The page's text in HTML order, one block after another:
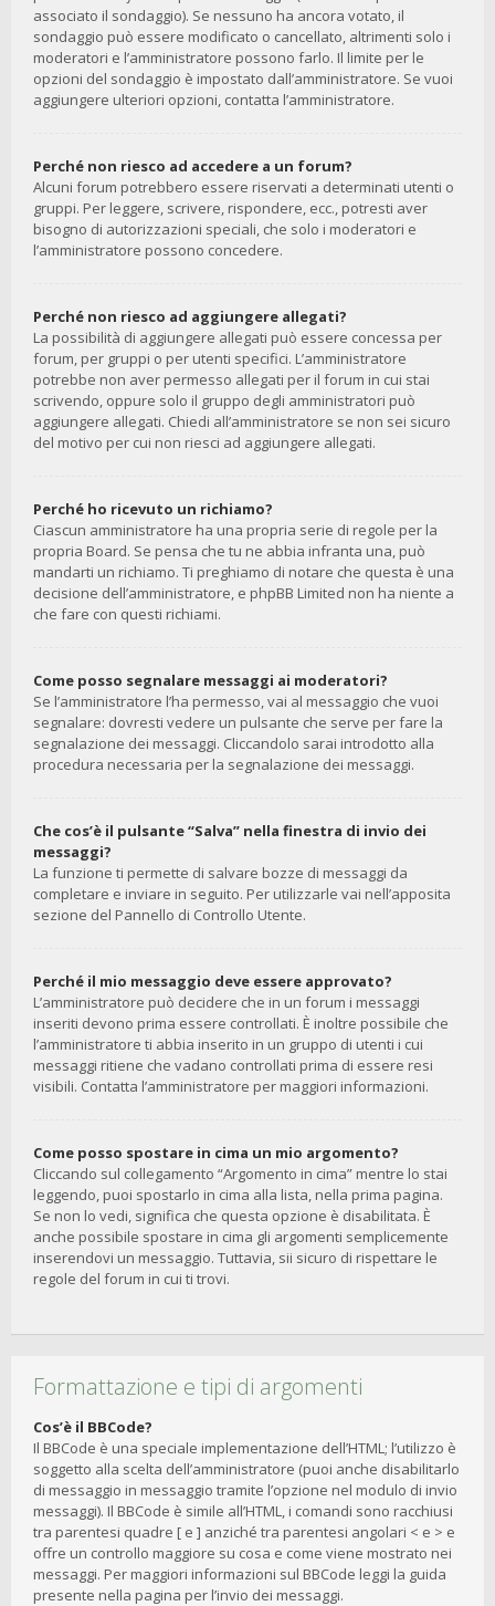
associato il sondaggio). Se nessuno ha ancora votato, il
sondaggio può essere modificato o cancellato, altrimenti solo i
moderatori e l’amministratore possono farlo. Il limite per le
opzioni del sondaggio è impostato dall’amministratore. Se vuoi
aggiungere ulteriori opzioni, contatta l’amministratore.
Perché non riesco ad accedere a un forum?
Alcuni forum potrebbero essere riservati a determinati utenti o
gruppi. Per leggere, scrivere, rispondere, ecc., potresti aver
bisogno di autorizzazioni speciali, che solo i moderatori e
l’amministratore possono concedere.
Perché non riesco ad aggiungere allegati?
La possibilità di aggiungere allegati può essere concessa per
forum, per gruppi o per utenti specifici. L’amministratore
potrebbe non aver permesso allegati per il forum in cui stai
scrivendo, oppure solo il gruppo degli amministratori può
aggiungere allegati. Chiedi all’amministratore se non sei sicuro
del motivo per cui non riesci ad aggiungere allegati.
Perché ho ricevuto un richiamo?
Ciascun amministratore ha una propria serie di regole per la
propria Board. Se pensa che tu ne abbia infranta una, può
mandarti un richiamo. Ti preghiamo di notare che questa è una
decisione dell’amministratore, e phpBB Limited non ha niente a
che fare con questi richiami.
Come posso segnalare messaggi ai moderatori?
Se l’amministratore l’ha permesso, vai al messaggio che vuoi
segnalare: dovresti vedere un pulsante che serve per fare la
segnalazione dei messaggi. Cliccandolo sarai introdotto alla
procedura necessaria per la segnalazione dei messaggi.
Che cos’è il pulsante “Salva” nella finestra di invio dei
messaggi?
La funzione ti permette di salvare bozze di messaggi da
completare e inviare in seguito. Per utilizzarle vai nell’apposita
sezione del Pannello di Controllo Utente.
Perché il mio messaggio deve essere approvato?
L’amministratore può decidere che in un forum i messaggi
inseriti devono prima essere controllati. È inoltre possibile che
l’amministratore ti abbia inserito in un gruppo di utenti i cui
messaggi ritiene che vadano controllati prima di essere resi
visibili. Contatta l’amministratore per maggiori informazioni.
Come posso spostare in cima un mio argomento?
Cliccando sul collegamento “Argomento in cima” mentre lo stai
leggendo, puoi spostarlo in cima alla lista, nella prima pagina.
Se non lo vedi, significa che questa opzione è disabilitata. È
anche possibile spostare in cima gli argomenti semplicemente
inserendovi un messaggio. Tuttavia, sii sicuro di rispettare le
regole del forum in cui ti trovi.
Formattazione e tipi di argomenti
Cos’è il BBCode?
Il BBCode è una speciale implementazione dell’HTML; l’utilizzo è
soggetto alla scelta dell’amministratore (puoi anche disabilitarlo
di messaggio in messaggio tramite l’opzione nel modulo di invio
messaggi). Il BBCode è simile all’HTML, i comandi sono racchiusi
tra parentesi quadre [ e ] anziché tra parentesi angolari < e > e
offre un controllo maggiore su cosa e come viene mostrato nei
messaggi. Per maggiori informazioni sul BBCode leggi la guida
presente nella pagina per l’invio dei messaggi.